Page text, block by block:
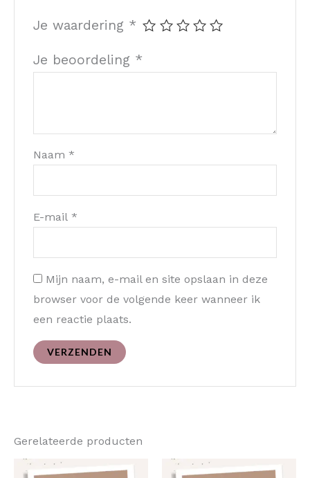
Je waardering *
Je beoordeling *
Naam *
E-mail *
Mijn naam, e-mail en site opslaan in deze
browser voor de volgende keer wanneer ik
een reactie plaats.
Gerelateerde producten